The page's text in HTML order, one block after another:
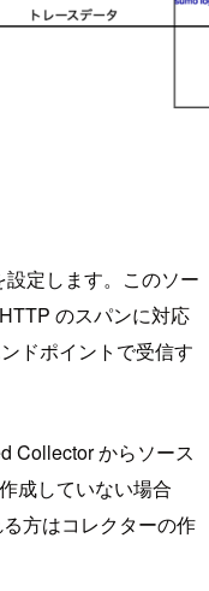
定します。このソー
のスパンに対応
ドポイントで受信す
Collector からソース
成していない場合
方はコレクターの作